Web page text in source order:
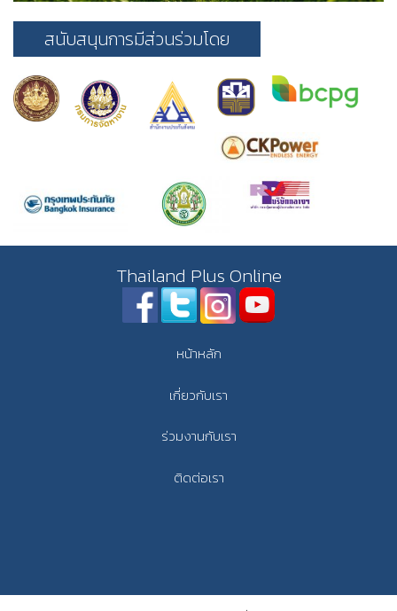
สนับสนุนการมีส่วนร่วมโดย
Thailand Plus Online
หน้าหลัก
เกี่ยวกับเรา
ร่วมงานกับเรา
ติดต่อเรา